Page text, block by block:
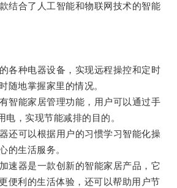
合了人工智能和物联网技术的智能
种电器设备，实现远程操控和定时
随地掌握家里的情况。
能家居管理功能，用户可以通过手
电，实现节能减排的目的。
可以根据用户的习惯学习智能化操
的生活服务。
器是一款创新的智能家居产品，它
便利的生活体验，还可以帮助用户节